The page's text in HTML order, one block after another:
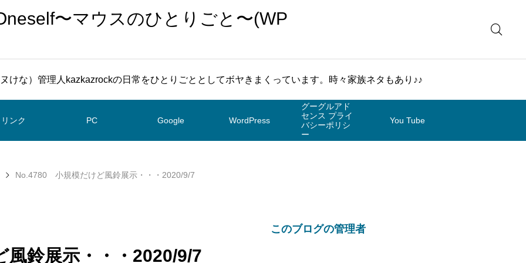
〜マウスのひとりごと〜(WP
けな）管理人kazkazrockの日常をひとりごととしてボヤきまくっています。時々家族ネタもあり♪♪
リンク PC Google WordPress
グーグルアド
センス プライ
バシーポリシ
ー
You Tube
No.4780 小規模だけど風鈴展示・・・2020/9/7
鈴展示・・・2020/9/7
このブログの管理者